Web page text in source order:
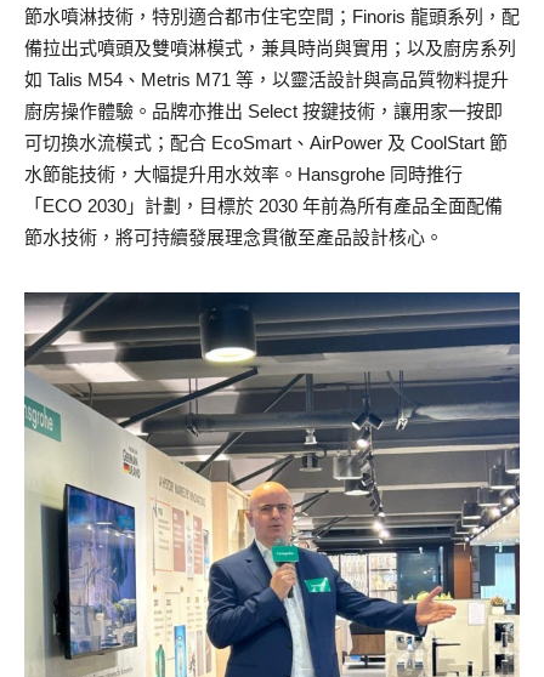
節水噴淋技術，特別適合都市住宅空間；Finoris 龍頭系列，配
備拉出式噴頭及雙噴淋模式，兼具時尚與實用；以及廚房系列
如 Talis M54、Metris M71 等，以靈活設計與高品質物料提升
廚房操作體驗。品牌亦推出 Select 按鍵技術，讓用家一按即
可切換水流模式；配合 EcoSmart、AirPower 及 CoolStart 節
水節能技術，大幅提升用水效率。Hansgrohe 同時推行
「ECO 2030」計劃，目標於 2030 年前為所有產品全面配備
節水技術，將可持續發展理念貫徹至產品設計核心。